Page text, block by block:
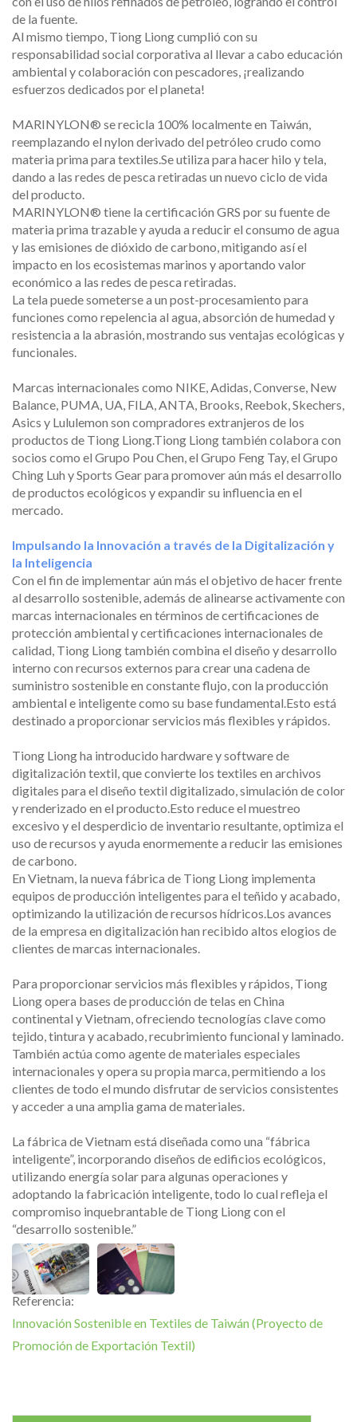
de la fuente.
Al mismo tiempo, Tiong Liong cumplió con su
responsabilidad social corporativa al llevar a cabo educación
ambiental y colaboración con pescadores, ¡realizando
esfuerzos dedicados por el planeta!
MARINYLON® se recicla 100% localmente en Taiwán,
reemplazando el nylon derivado del petróleo crudo como
materia prima para textiles.Se utiliza para hacer hilo y tela,
dando a las redes de pesca retiradas un nuevo ciclo de vida
del producto.
MARINYLON® tiene la certificación GRS por su fuente de
materia prima trazable y ayuda a reducir el consumo de agua
y las emisiones de dióxido de carbono, mitigando así el
impacto en los ecosistemas marinos y aportando valor
económico a las redes de pesca retiradas.
La tela puede someterse a un post-procesamiento para
funciones como repelencia al agua, absorción de humedad y
resistencia a la abrasión, mostrando sus ventajas ecológicas y
funcionales.
Marcas internacionales como NIKE, Adidas, Converse, New
Balance, PUMA, UA, FILA, ANTA, Brooks, Reebok, Skechers,
Asics y Lululemon son compradores extranjeros de los
productos de Tiong Liong.Tiong Liong también colabora con
socios como el Grupo Pou Chen, el Grupo Feng Tay, el Grupo
Ching Luh y Sports Gear para promover aún más el desarrollo
de productos ecológicos y expandir su influencia en el
mercado.
Impulsando la Innovación a través de la Digitalización y
la Inteligencia
Con el fin de implementar aún más el objetivo de hacer frente
al desarrollo sostenible, además de alinearse activamente con
marcas internacionales en términos de certificaciones de
protección ambiental y certificaciones internacionales de
calidad, Tiong Liong también combina el diseño y desarrollo
interno con recursos externos para crear una cadena de
suministro sostenible en constante flujo, con la producción
ambiental e inteligente como su base fundamental.Esto está
destinado a proporcionar servicios más flexibles y rápidos.
Tiong Liong ha introducido hardware y software de
digitalización textil, que convierte los textiles en archivos
digitales para el diseño textil digitalizado, simulación de color
y renderizado en el producto.Esto reduce el muestreo
excesivo y el desperdicio de inventario resultante, optimiza el
uso de recursos y ayuda enormemente a reducir las emisiones
de carbono.
En Vietnam, la nueva fábrica de Tiong Liong implementa
equipos de producción inteligentes para el teñido y acabado,
optimizando la utilización de recursos hídricos.Los avances
de la empresa en digitalización han recibido altos elogios de
clientes de marcas internacionales.
Para proporcionar servicios más flexibles y rápidos, Tiong
Liong opera bases de producción de telas en China
continental y Vietnam, ofreciendo tecnologías clave como
tejido, tintura y acabado, recubrimiento funcional y laminado.
También actúa como agente de materiales especiales
internacionales y opera su propia marca, permitiendo a los
clientes de todo el mundo disfrutar de servicios consistentes
y acceder a una amplia gama de materiales.
La fábrica de Vietnam está diseñada como una “fábrica
inteligente”, incorporando diseños de edificios ecológicos,
utilizando energía solar para algunas operaciones y
adoptando la fabricación inteligente, todo lo cual refleja el
compromiso inquebrantable de Tiong Liong con el
“desarrollo sostenible.”
Referencia:
Innovación Sostenible en Textiles de Taiwán (Proyecto de
Promoción de Exportación Textil)